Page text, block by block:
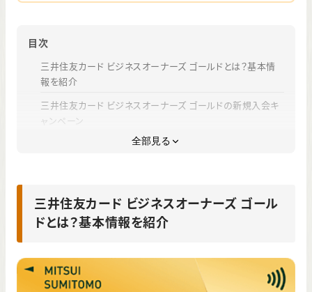
目次
三井住友カード ビジネスオーナーズ ゴールドとは？基本情
報を紹介
三井住友カード ビジネスオーナーズ ゴールドの新規入会キ
ャンペーン
三井住友カード ビジネスオーナーズ ゴールドのユーザーが
ンペーン情報
三井住友カード ビジネスオーナーズ ゴールドの特徴・メリッ
三井住友カード ビジネスオーナーズ ゴールド発行までの流
れ
全部見る
三井住友カード ビジネスオーナーズ ゴール
ドとは？基本情報を紹介